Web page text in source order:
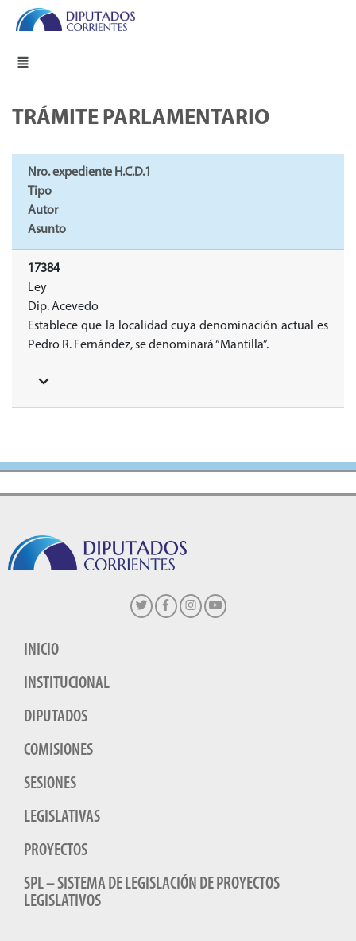
TRÁMITE PARLAMENTARIO
Nro. expediente H.C.D.1
Tipo
Autor
Asunto
17384
Ley
Dip. Acevedo
Establece que la localidad cuya denominación actual es
Pedro R. Fernández, se denominará “Mantilla”.
INICIO
INSTITUCIONAL
DIPUTADOS
COMISIONES
SESIONES
LEGISLATIVAS
PROYECTOS
SPL – SISTEMA DE LEGISLACIÓN DE PROYECTOS
LEGISLATIVOS